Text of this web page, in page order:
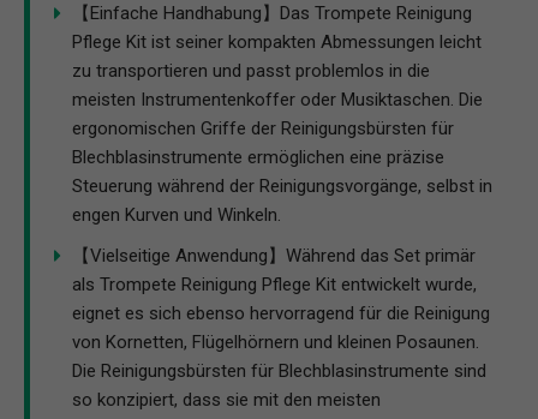
【Einfache Handhabung】Das Trompete Reinigung
Pflege Kit ist seiner kompakten Abmessungen leicht
zu transportieren und passt problemlos in die
meisten Instrumentenkoffer oder Musiktaschen. Die
ergonomischen Griffe der Reinigungsbürsten für
Blechblasinstrumente ermöglichen eine präzise
Steuerung während der Reinigungsvorgänge, selbst in
engen Kurven und Winkeln.
【Vielseitige Anwendung】Während das Set primär
als Trompete Reinigung Pflege Kit entwickelt wurde,
eignet es sich ebenso hervorragend für die Reinigung
von Kornetten, Flügelhörnern und kleinen Posaunen.
Die Reinigungsbürsten für Blechblasinstrumente sind
so konzipiert, dass sie mit den meisten